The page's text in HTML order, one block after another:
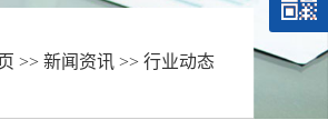
>> 新闻资讯>> 行业动态